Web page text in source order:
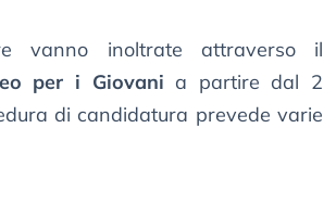
vanno inoltrate attraverso il
per i Giovani a partire dal 2
di candidatura prevede varie